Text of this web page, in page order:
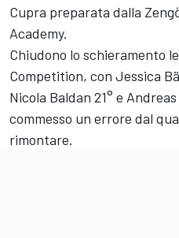
Cupra preparata dalla
Academy.
Chiudono lo schieramento
Competition, con Jessica
Nicola Baldan 21° e
commesso un errore dal
rimontare.